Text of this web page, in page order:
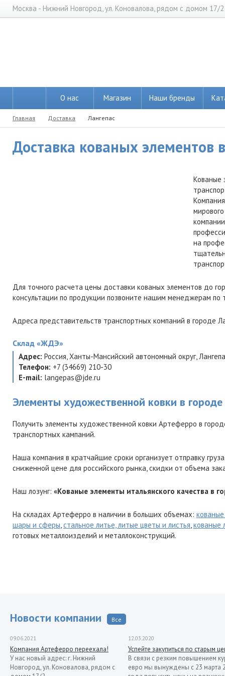
Москва - Нижний Новгород, ул. Коновалова, рядом с домом 17/2
О нас Магазин Наши бренды
Главная Доставка Лангепас
Доставка кованых элементов
Кованые
на
Для точного расчета цены доставки кованых элементов до
консультации по продукции позвоните нашим менеджерам
Адреса представительств транспортных компаний в городе
Склад «ЖДЭ»
Адрес: Россия,Ханты-Мансийский автономный округ,
Телефон: +7 (34669) 210-30
E-mail: langepas@jde.ru
Элементы художественной ковки в городе
Получить элементы художественной ковки Артеферро в
транспортных кампаний.
Наша компания в кратчайшие сроки организует отправку
сниженной цене для российского рынка, скидки от объема
Наш лозунг: «Кованые элементы итальянского качества в
На складах Артеферро в наличии в больших объемах:
шары и сферы,стальное литье, литые цветы и листья,кованые
готовых металлоизделий и металлоконструкций.
Новости компании Все
09.06.2021
Компания Артеферро переехала!
У нас новый адрес: г. Нижний
Новгород, ул. Коновалова, рядом с
12.03.2020
Успейте закупиться по старым
В связи с резким повышением
евро мы вынуждены с 23 марта